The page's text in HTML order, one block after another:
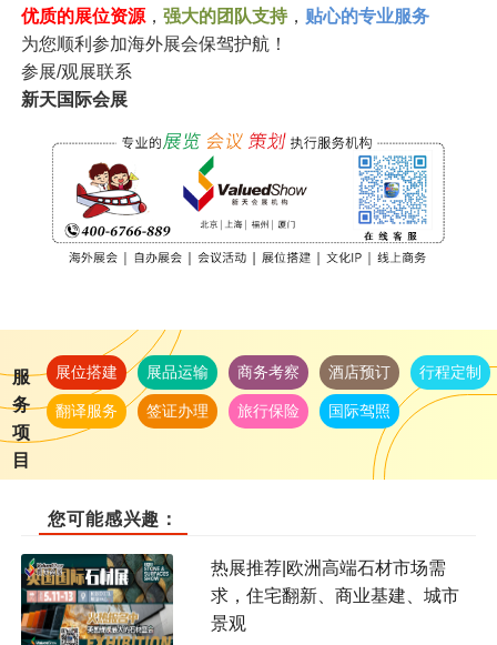
优质的展位资源， 强大的团队支持， 贴心的专业服务
为您顺利参加海外展会保驾护航！
参展/观展联系
新天国际会展
服
务
项
目
展位搭建 展品运输 商务考察 酒店预订 行程定制
翻译服务 签证办理 旅行保险 国际驾照
您可能感兴趣：
热展推荐|欧洲高端石材市场需
求，住宅翻新、商业基建、城市
景观